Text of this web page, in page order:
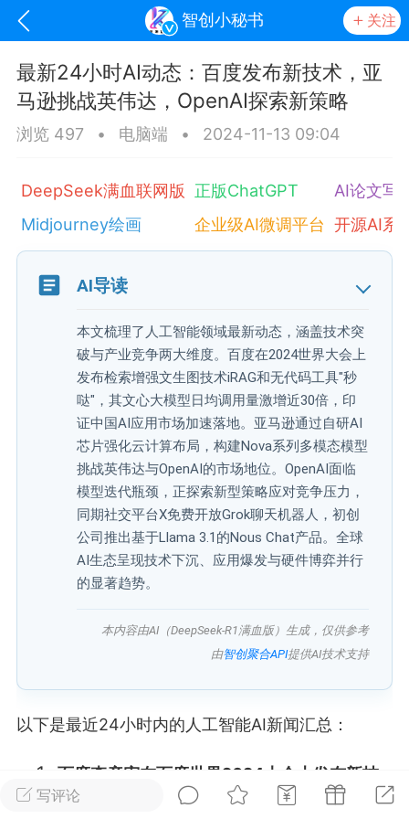
智创小秘书 关注
电脑端 智狐AI工作台
中英翻译
事想用上客户端...
#智狐AI工作台
22
龙坤智创合作品牌
电脑端 公开内容
Opus 5 已在 Claude、Claude
API，以及 Amazon Web
可选择的最强模型。
注接入效率、调用成本和企业报销流程
写评论
最新24小时AI动态：百度发布新技术，亚
马逊挑战英伟达，OpenAI探索新策略
浏览 497 • 电脑端 • 2024-11-13 09:04
DeepSeek满血联网版
Midjourney绘画
正版ChatGPT
企业级AI微调平台
AI论文写
开源AI系
AI导读
本文梳理了人工智能领域最新动态，涵盖技术突
破与产业竞争两大维度。百度在2024世界大会上
发布检索增强文生图技术iRAG和无代码工具"秒
哒"，其文心大模型日均调用量激增近30倍，印
证中国AI应用市场加速落地。亚马逊通过自研AI
芯片强化云计算布局，构建Nova系列多模态模型
挑战英伟达与OpenAI的市场地位。OpenAI面临
模型迭代瓶颈，正探索新型策略应对竞争压力，
同期社交平台X免费开放Grok聊天机器人，初创
公司推出基于Llama 3.1的Nous Chat产品。全球
AI生态呈现技术下沉、应用爆发与硬件博弈并行
的显著趋势。
本内容由AI（DeepSeek-R1满血版）生成，仅供参考
由智创聚合API提供AI技术支持
以下是最近24小时内的人工智能AI新闻汇总：
百度李彦宏在百度世界2024大会上发布新技
术：